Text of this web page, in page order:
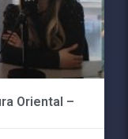
Oriental –